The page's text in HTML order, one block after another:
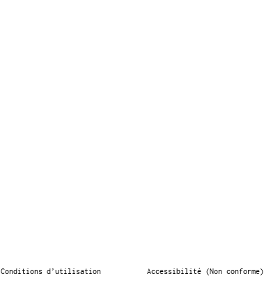
Conditions d’utilisation Accessibilité (Non conforme)